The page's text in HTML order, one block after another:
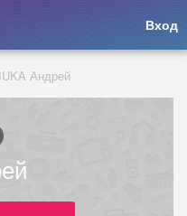
Вход
Андрей